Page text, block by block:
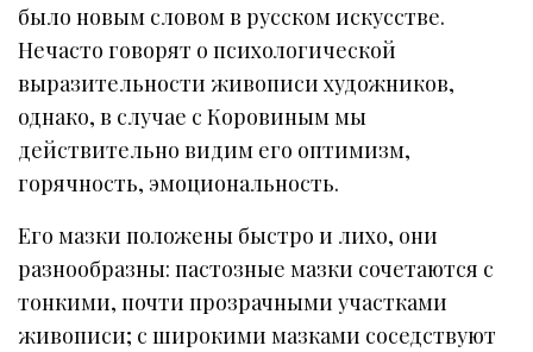
было новым словом в русском искусстве.
Нечасто говорят о психологической
выразительности живописи художников,
однако, в случае с Коровиным мы
действительно видим его оптимизм,
горячность, эмоциональность.
Его мазки положены быстро и лихо, они
разнообразны: пастозные мазки сочетаются с
тонкими, почти прозрачными участками
живописи; с широкими мазками соседствуют